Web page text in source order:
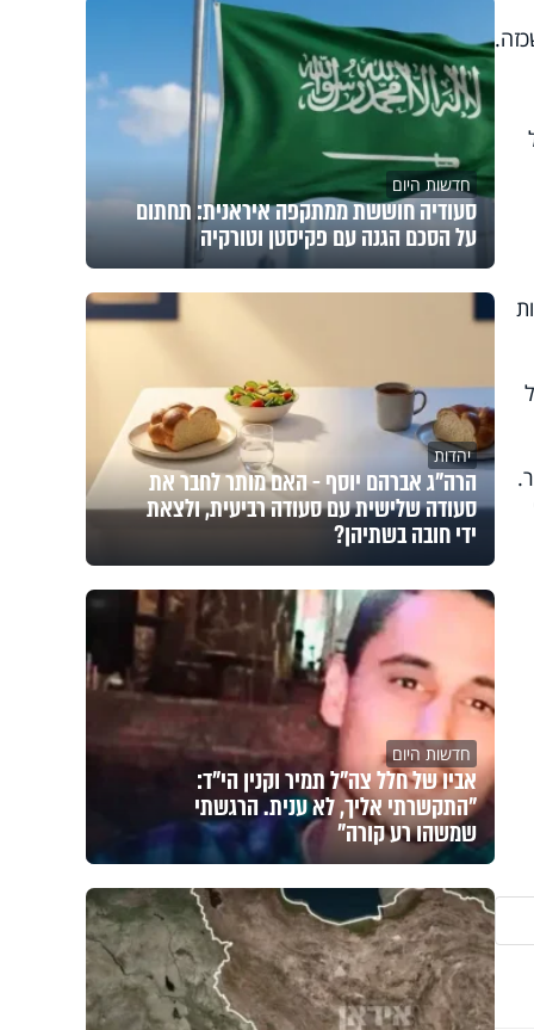
חדשות היום
סעודיה חוששת ממתקפה איראנית: תחתום
על הסכם הגנה עם פקיסטן וטורקיה
יהדות
הרה"ג אברהם יוסף - האם מותר לחבר את
סעודה שלישית עם סעודה רביעית, ולצאת
ידי חובה בשתיהן?
חדשות היום
אביו של חלל צה"ל תמיר וקנין הי"ד:
"התקשרתי אליך, לא ענית. הרגשתי
שמשהו רע קורה"